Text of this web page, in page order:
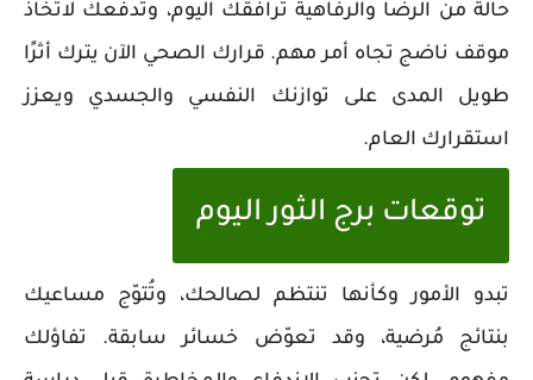
حالة من الرضا والرفاهية ترافقك اليوم، وتدفعك لاتخاذ
موقف ناضج تجاه أمر مهم. قرارك الصحي الآن يترك أثرًا
طويل المدى على توازنك النفسي والجسدي ويعزز
استقرارك العام.
توقعات برج الثور اليوم
تبدو الأمور وكأنها تنتظم لصالحك، وتُتوّج مساعيك
بنتائج مُرضية، وقد تعوّض خسائر سابقة. تفاؤلك